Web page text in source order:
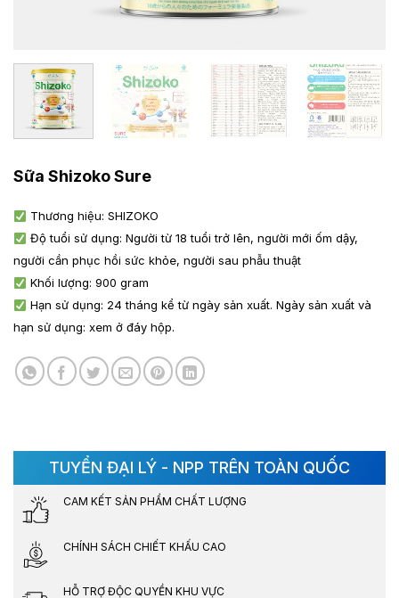
Sữa Shizoko Sure
Thương hiệu: SHIZOKO
Độ tuổi sử dụng: Người từ 18 tuổi trở lên, người mới ốm dậy,
người cần phục hồi sức khỏe, người sau phẫu thuật
Khối lượng: 900 gram
Hạn sử dụng: 24 tháng kể từ ngày sản xuất. Ngày sản xuất và
hạn sử dụng: xem ở đáy hộp.
TUYỂN ĐẠI LÝ - NPP TRÊN TOÀN QUỐC
CAM KẾT SẢN PHẨM CHẤT LƯỢNG
CHÍNH SÁCH CHIẾT KHẤU CAO
HỖ TRỢ ĐỘC QUYỀN KHU VỰC